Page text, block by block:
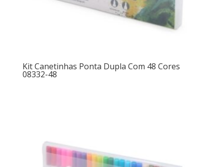
Kit Canetinhas Ponta Dupla Com 48 Cores
08332-48